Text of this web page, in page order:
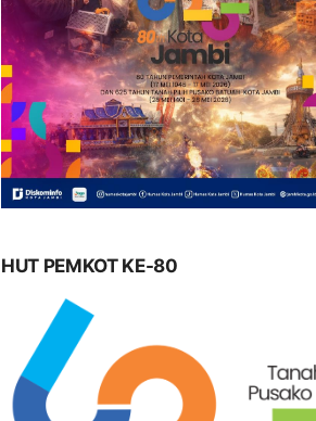
HUT PEMKOT KE-80